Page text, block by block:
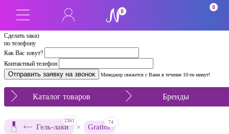
Сделать заказ
по телефону
Как Вас зовут?
Контактный телефон
Менеджер свяжется с Вами в течение 10-ти минут!
0
0
Каталог товаров Бренды
Гель-лаки
2361
× Grattol
74